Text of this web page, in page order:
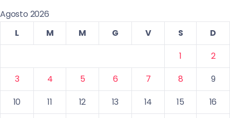
Agosto 2026
L
M M G V S
D
1
2
3
4 5 6 7 8
9
10
11 12 13 14 15
16